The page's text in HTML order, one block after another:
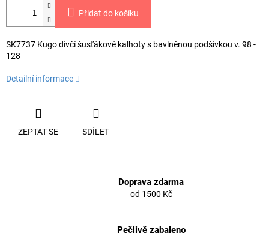
Přidat do košíku
SK7737 Kugo dívčí šusťákové kalhoty s bavlněnou podšívkou v. 98 -
128
Detailní informace
ZEPTAT SE SDÍLET
Doprava zdarma
od 1500 Kč
Pečlivě zabaleno